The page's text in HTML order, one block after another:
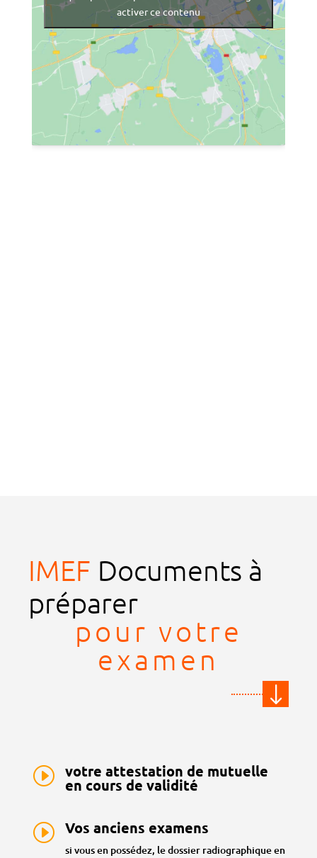
activer ce contenu
IMEF Documents à
préparer
pour votre
examen
"
I votre attestation de mutuelle
en cours de validité
I Vos anciens examens
si vous en possédez, le dossier radiographique en